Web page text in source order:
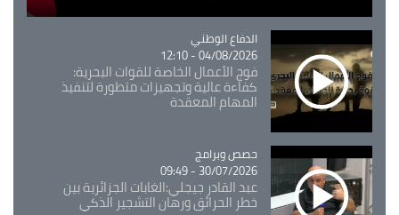
Catégorie
الدفاع الوطني
04/08/2026 - 12:10
فوج الأعمال الخاصة للقوات البحرية:
كفاءة عالية وتجهيزات متطورة لتنفيذ
المهام المعقدة
Catégorie
حصص وبرامج
30/07/2026 - 09:49
عبد القادر جيجلي:الغابات الجزائرية بين
خطر الحرائق ورهان التشجير الذكي